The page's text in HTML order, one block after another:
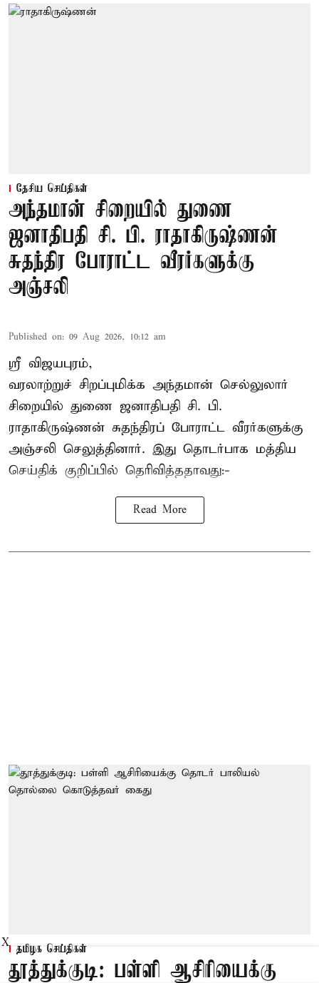
தேசிய செய்திகள்
அந்தமான் சிறையில் துணை
ஜனாதிபதி சி. பி. ராதாகிருஷ்ணன்
சுதந்திர போராட்ட வீரர்களுக்கு
அஞ்சலி
Published on: 09 Aug 2026, 10:12 am
ஸ்ரீ விஜயபுரம்,
வரலாற்றுச் சிறப்புமிக்க அந்தமான் செல்லுலார்
சிறையில் துணை ஜனாதிபதி சி. பி.
ராதாகிருஷ்ணன் சுதந்திரப் போராட்ட வீரர்களுக்கு
அஞ்சலி செலுத்தினார். இது தொடர்பாக மத்திய
செய்திக் குறிப்பில் தெரிவித்ததாவது:-
Read More
தமிழக செய்திகள்
தூத்துக்குடி: பள்ளி ஆசிரியைக்கு
X